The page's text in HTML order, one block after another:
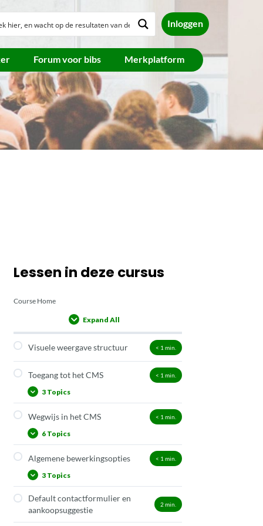
Inloggen
Forum voor bibs Merkplatform
Lessen in deze cursus
Course Home
Expand All
Lessons
Visuele weergave structuur < 1 min.
Toegang tot het CMS < 1 min.
3 Topics
Aanmelden
Menu Kijker
Menu Beheerder en Redacteur
Wegwijs in het CMS < 1 min.
6 Topics
Profiel
Dashboard
Inhoud
Dringende mededeling
Algemene bewerkingsopties < 1 min.
3 Topics
Revisies (versiebeheer)
Inhoud vertalen
Default contactformulier en
aankoopsuggestie
2 min.